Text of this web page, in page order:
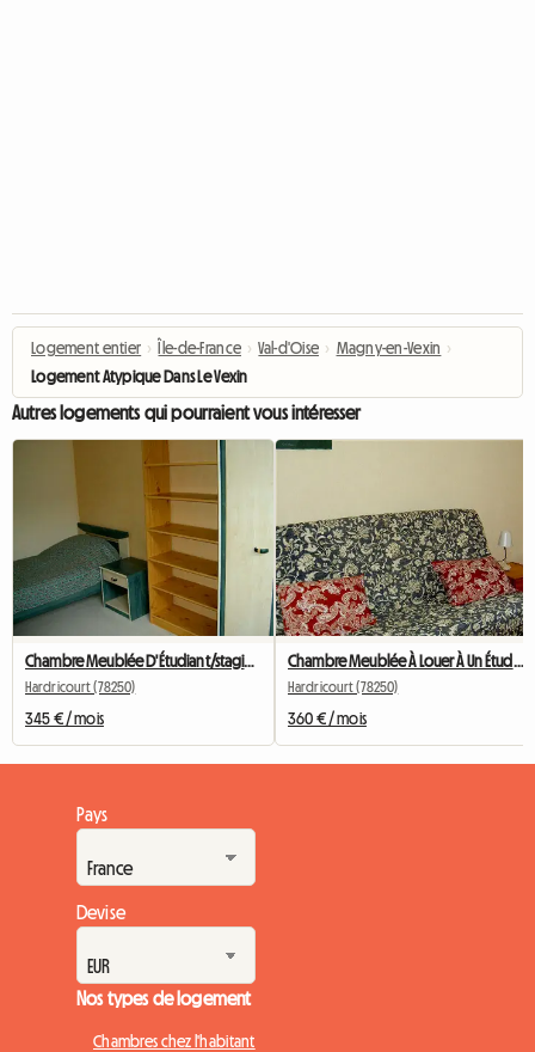
Logement entier › Île-de-France › Val-d'Oise › Magny-en-Vexin ›
Logement Atypique Dans Le Vexin
Autres logements qui pourraient vous intéresser
Chambre Meublée D'Étudiant/stagiaire
Hardricourt (78250)
345 € / mois
Hardricourt (78250)
360 € / mois
Pays
Devise
Nos types de logement
Chambres chez l'habitant